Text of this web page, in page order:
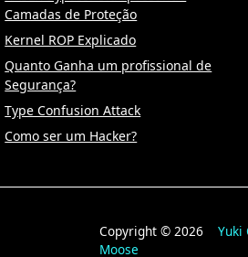
Camadas de Proteção
Kernel ROP Explicado
Quanto Ganha um profissional de
Segurança?
Type Confusion Attack
Como ser um Hacker?
Copyright © 2026Yuki
Moose